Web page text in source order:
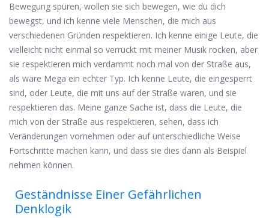
Bewegung spüren, wollen sie sich bewegen, wie du dich
bewegst, und ich kenne viele Menschen, die mich aus
verschiedenen Gründen respektieren. Ich kenne einige Leute, die
vielleicht nicht einmal so verrückt mit meiner Musik rocken, aber
sie respektieren mich verdammt noch mal von der Straße aus,
als wäre Mega ein echter Typ. Ich kenne Leute, die eingesperrt
sind, oder Leute, die mit uns auf der Straße waren, und sie
respektieren das. Meine ganze Sache ist, dass die Leute, die
mich von der Straße aus respektieren, sehen, dass ich
Veränderungen vornehmen oder auf unterschiedliche Weise
Fortschritte machen kann, und dass sie dies dann als Beispiel
nehmen können.
Geständnisse Einer Gefährlichen
Denklogik